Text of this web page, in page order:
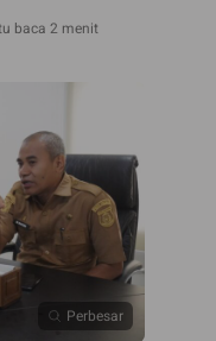
baca 2 menit
Perbesar